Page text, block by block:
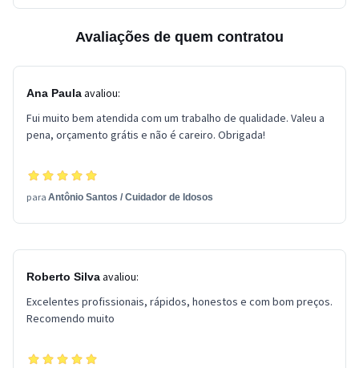
Avaliações de quem contratou
Ana Paulaavaliou:
Fui muito bem atendida com um trabalho de qualidade. Valeu a
pena, orçamento grátis e não é careiro. Obrigada!
para Antônio Santos / Cuidador de Idosos
Roberto Silvaavaliou:
Excelentes profissionais, rápidos, honestos e com bom preços.
Recomendo muito